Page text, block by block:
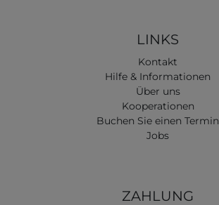
LINKS
Kontakt
Hilfe & Informationen
Über uns
Kooperationen
Buchen Sie einen Termin
Jobs
ZAHLUNG